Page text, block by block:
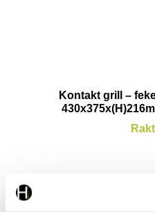
Kontakt grill –